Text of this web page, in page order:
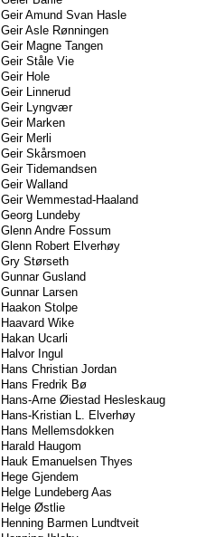
Geir Amund Svan Hasle
Geir Asle Rønningen
Geir Magne Tangen
Geir Ståle Vie
Geir Hole
Geir Linnerud
Geir Lyngvær
Geir Marken
Geir Merli
Geir Skårsmoen
Geir Tidemandsen
Geir Walland
Geir Wemmestad-Haaland
Georg Lundeby
Glenn Andre Fossum
Glenn Robert Elverhøy
Gry Størseth
Gunnar Gusland
Gunnar Larsen
Haakon Stolpe
Haavard Wike
Hakan Ucarli
Halvor Ingul
Hans Christian Jordan
Hans Fredrik Bø
Hans-Arne Øiestad Hesleskaug
Hans-Kristian L. Elverhøy
Hans Mellemsdokken
Harald Haugom
Hauk Emanuelsen Thyes
Hege Gjendem
Helge Lundeberg Aas
Helge Østlie
Henning Barmen Lundtveit